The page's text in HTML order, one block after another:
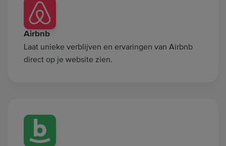
Airbnb
Laat unieke verblijven en ervaringen van Airbnb
direct op je website zien.